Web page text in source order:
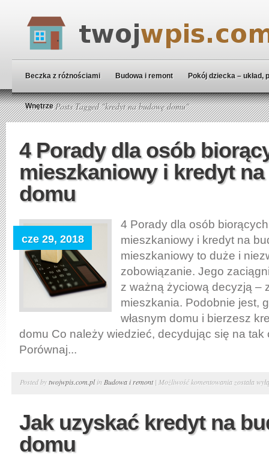
Beczka z różnościami Budowa i remont Pokój dziecka – układ,
Wnętrze
Home» Posts Tagged "kredyt na budowę domu"
4 Porady dla osób
mieszkaniowy i kredyt
domu
cze 29, 2018
4 Porady dla osób
mieszkaniowy i kredyt na
mieszkaniowy to duże i
zobowiązanie. Jego
z ważną życiową decyzją –
mieszkania. Podobnie jest,
własnym domu i bierzesz
domu Co należy wiedzieć, decydując się na tak
Porównaj...
Posted bytwojwpis.com.plin Budowa i remont| Możliwość komentowania 4
osób
została
Jak uzyskać kredyt na
domu